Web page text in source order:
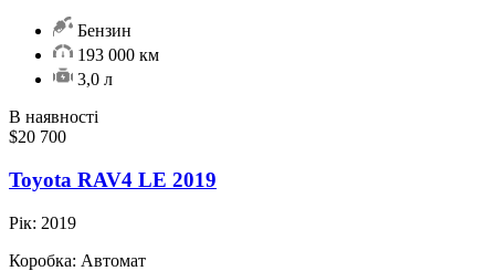
Бензин
193 000 км
3,0 л
В наявності
$20 700
Toyota RAV4 LE 2019
Рік: 2019
Коробка: Автомат